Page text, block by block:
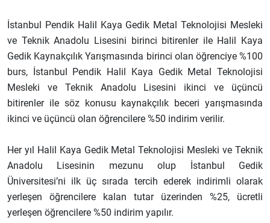
İstanbul Pendik Halil Kaya Gedik Metal Teknolojisi Mesleki
ve Teknik Anadolu Lisesini birinci bitirenler ile Halil Kaya
Gedik Kaynakçılık Yarışmasında birinci olan öğrenciye %100
burs, İstanbul Pendik Halil Kaya Gedik Metal Teknolojisi
Mesleki ve Teknik Anadolu Lisesini ikinci ve üçüncü
bitirenler ile söz konusu kaynakçılık beceri yarışmasında
ikinci ve üçüncü olan öğrencilere %50 indirim verilir.
Her yıl Halil Kaya Gedik Metal Teknolojisi Mesleki ve Teknik
Anadolu Lisesinin mezunu olup İstanbul Gedik
Üniversitesi’ni ilk üç sırada tercih ederek indirimli olarak
yerleşen öğrencilere kalan tutar üzerinden %25, ücretli
yerleşen öğrencilere %50 indirim yapılır.